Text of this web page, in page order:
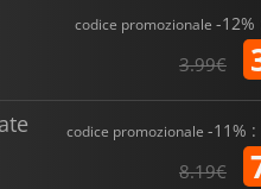
codice promozionale -12%
3.99€
codice promozionale -11% :
8.19€